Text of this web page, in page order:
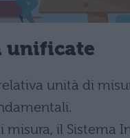
unificate
unità di
il Sistema